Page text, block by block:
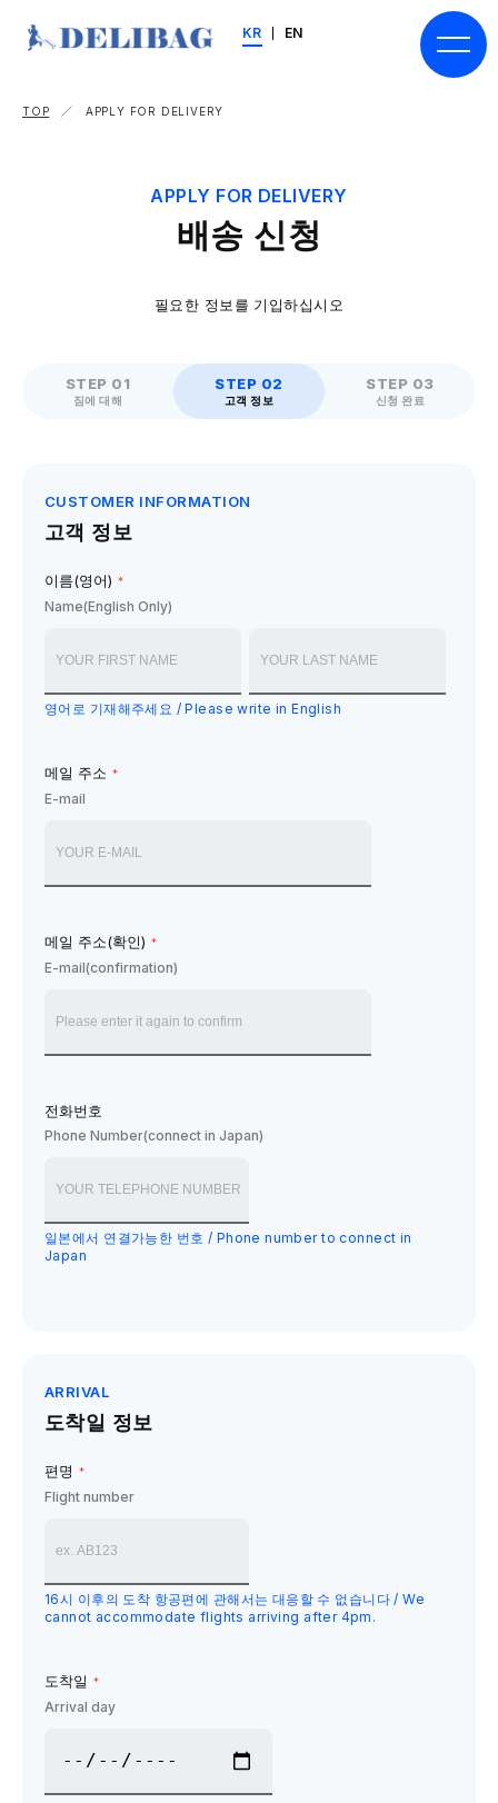
EN
KR
TOP ／ APPLY FOR DELIVERY
APPLY FOR DELIVERY
배송 신청
필요한 정보를 기입하십시오
STEP 01
짐에 대해
STEP 02
고객 정보
STEP 03
신청 완료
CUSTOMER INFORMATION
고객 정보
이름(영어) *
Name(English Only)
영어로 기재해주세요 / Please write in English
메일 주소 *
E-mail
메일 주소(확인) *
E-mail(confirmation)
전화번호
Phone Number(connect in Japan)
일본에서 연결가능한 번호 / Phone number to connect in
Japan
ARRIVAL
도착일 정보
편명 *
Flight number
16시 이후의 도착 항공편에 관해서는 대응할 수 없습니다 / We
cannot accommodate flights arriving after 4pm.
도착일 *
Arrival day